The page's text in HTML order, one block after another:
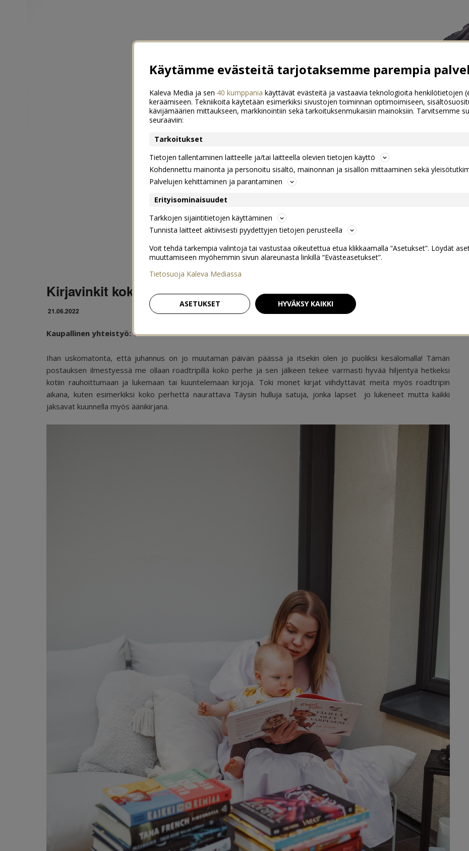
Kirjavinkit koko perheelle juhannukseen & kesälomalle
21.06.2022
Kaupallinen yhteistyö:WSOY
Ihan uskomatonta, että juhannus on jo muutaman päivän päässä ja itsekin olen jo puoliksi kesälomalla! Tämän
postauksen ilmestyessä me ollaan roadtripillä koko perhe ja sen jälkeen tekee varmasti hyvää hiljentyä hetkeksi
kotiin rauhoittumaan ja lukemaan tai kuuntelemaan kirjoja. Toki monet kirjat viihdyttävät meitä myös roadtripin
aikana, kuten esimerkiksi koko perhettä naurattava Täysin hulluja satuja, jonka lapset jo lukeneet mutta kaikki
jaksavat kuunnella myös äänikirjana.
Käytämme evästeitä tarjotaksemme parempia
Kaleva Media ja sen 40 kumppania käyttävät evästeitä ja vastaavia teknologioita henkilötietojen
keräämiseen. Tekniikoita käytetään esimerkiksi sivustojen toiminnan optimoimiseen,
kävijämäärien mittaukseen, markkinointiin sekä tarkoituksenmukaisiin mainoksiin. Tarvitsemme
seuraaviin:
Tarkoitukset
Tietojen tallentaminen laitteelle ja/tai laitteella olevien tietojen käyttö
Kohdennettu mainonta ja personoitu sisältö, mainonnan ja sisällön mittaaminen sekä
Palvelujen kehittäminen ja parantaminen
Erityisominaisuudet
Tarkkojen sijaintitietojen käyttäminen
Tunnista laitteet aktiivisesti pyydettyjen tietojen perusteella
Voit tehdä tarkempia valintoja tai vastustaa oikeutettua etua klikkaamalla “Asetukset”. Löydät
muuttamiseen myöhemmin sivun alareunasta linkillä “Evästeasetukset”.
Tietosuoja Kaleva Mediassa
ASETUKSET HYVÄKSY KAIKKI